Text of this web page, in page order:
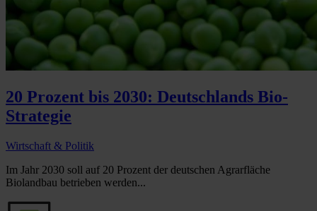
20 Prozent bis 2030: Deutschlands Bio-
Strategie
Wirtschaft & Politik
Im Jahr 2030 soll auf 20 Prozent der deutschen Agrarfläche
Biolandbau betrieben werden...